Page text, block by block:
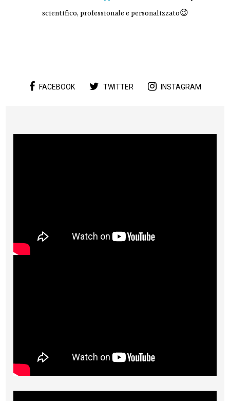
scientifico, professionale e personalizzato😉
FACEBOOK TWITTER INSTAGRAM